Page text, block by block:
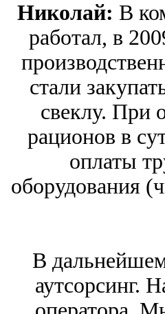
Николай: В
работал, в
стали
свеклу. При
рационов в
оплаты
оборудования
В
аутсорсинг.